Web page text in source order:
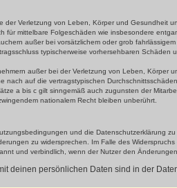
der Verletzung von Leben, Körper und Gesundheit
für mittelbare Folgeschäden wie insbesondere
außer bei vorsätzlichem oder grob
typischerweise vorhersehbaren
außer bei der Verletzung von Leben, Körper
nach auf die vertragstypischen
a bis c gilt sinngemäß auch zugunsten der
nationalem Recht bleiben unberührt.
und die Datenschutzerklärung
zu widersprechen. Im Falle des
und verbindlich, wenn der Nutzer den
deinen persönlichen Daten sind in der